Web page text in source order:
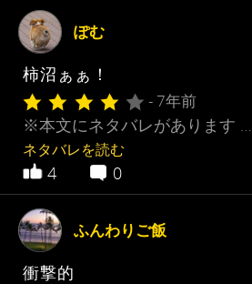
ぽむ
柿沼ぁぁ！
- 7年前
※本文にネタバレがあります …
ネタバレを読む
4 0
ふんわりご飯
衝撃的